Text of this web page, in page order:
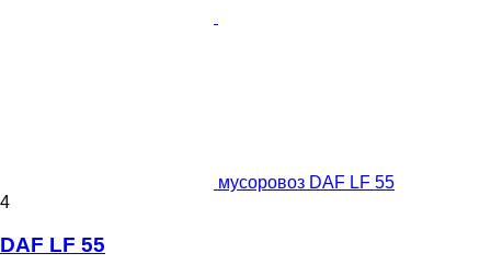
мусоровоз DAF LF 55
4
DAF LF 55